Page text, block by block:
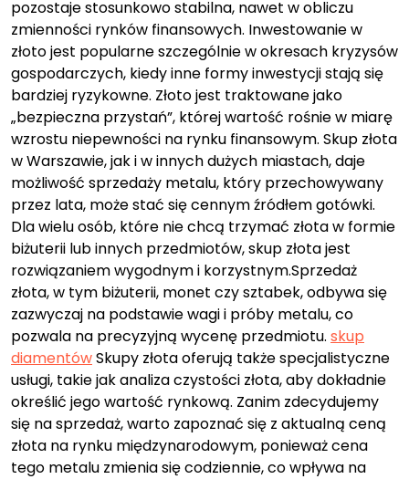
pozostaje stosunkowo stabilna, nawet w obliczu
zmienności rynków finansowych. Inwestowanie w
złoto jest popularne szczególnie w okresach kryzysów
gospodarczych, kiedy inne formy inwestycji stają się
bardziej ryzykowne. Złoto jest traktowane jako
„bezpieczna przystań”, której wartość rośnie w miarę
wzrostu niepewności na rynku finansowym. Skup złota
w Warszawie, jak i w innych dużych miastach, daje
możliwość sprzedaży metalu, który przechowywany
przez lata, może stać się cennym źródłem gotówki.
Dla wielu osób, które nie chcą trzymać złota w formie
biżuterii lub innych przedmiotów, skup złota jest
rozwiązaniem wygodnym i korzystnym.Sprzedaż
złota, w tym biżuterii, monet czy sztabek, odbywa się
zazwyczaj na podstawie wagi i próby metalu, co
pozwala na precyzyjną wycenę przedmiotu. skup
diamentówSkupy złota oferują także specjalistyczne
usługi, takie jak analiza czystości złota, aby dokładnie
określić jego wartość rynkową. Zanim zdecydujemy
się na sprzedaż, warto zapoznać się z aktualną ceną
złota na rynku międzynarodowym, ponieważ cena
tego metalu zmienia się codziennie, co wpływa na